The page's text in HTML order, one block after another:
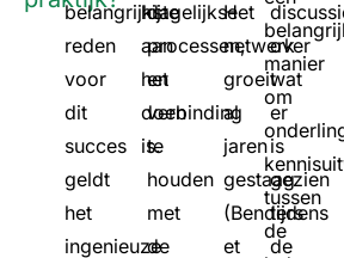
belangrijkste
reden
voor
dit
succes
geldt
het
ingenieuze
hij
aan
het
doen
is.
dagelijkse
processen,
en
verbinding
te
houden
met
de
Het
netwerk
groeit
al
jaren
gestaag
(Benders
et
manier
om
tussen
de
over
wat
er
is
gezien
tijdens
de